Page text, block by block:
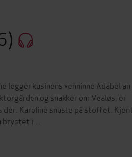
legger kusinens venninne Adabel an
og snakker om Vealøs, er
der. Karoline snuste på stoffet.
brystet i…